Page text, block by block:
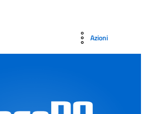
Azioni